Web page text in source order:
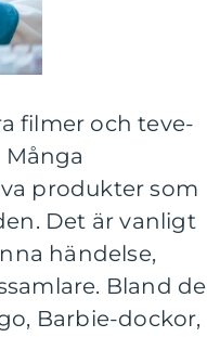
filmer och teve-
Många
produkter som
Det är vanligt
händelse,
Bland de
Barbie-dockor,